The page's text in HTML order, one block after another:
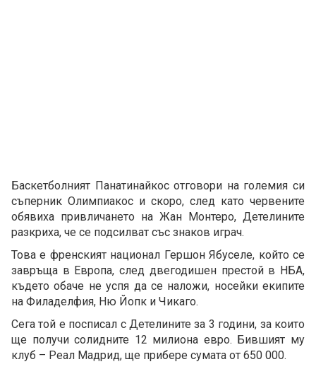
Баскетболният Панатинайкос отговори на големия си
съперник Олимпиакос и скоро, след като червените
обявиха привличането на Жан Монтеро, Детелините
разкриха, че се подсилват със знаков играч.
Това е френският национал Гершон Ябуселе, който се
завръща в Европа, след двегодишен престой в НБА,
където обаче не успя да се наложи, носейки екипите
на Филаделфия, Ню Йопк и Чикаго.
Сега той е посписал с Детелините за 3 години, за които
ще получи солидните 12 милиона евро. Бившият му
клуб – Реал Мадрид, ще прибере сумата от 650 000.